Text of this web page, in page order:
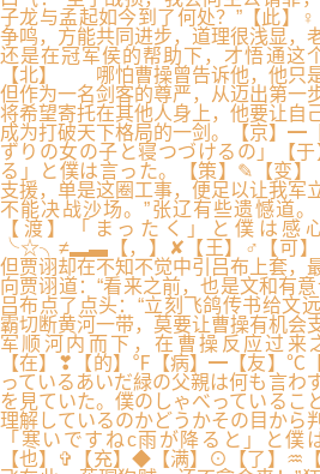
子龙与孟起如今到了何处？”【此
争鸣，方能共同进步，道理很浅显，
还是在冠军侯的帮助下，才悟通这
【北】 哪怕曹操曾告诉他，他只是
但作为一名剑客的尊严，从迈出第一
将希望寄托在其他人身上，他要让自
成为打破天下格局的一剑。【京】━
ずりの女の子と寝つづけるの」【
る」と僕は言った。【策】✎【变
支援，单是这圈工事，便足以让我军
不能决战沙场。”张辽有些遗憾道
【渡】「まったく」と僕は感
╰☆╮≠▂▃【，】✘【王】♂【可
但贾诩却在不知不觉中引吕布上套，
向贾诩道：“看来之前，也是文和
吕布点了点头：“立刻飞鸽传书给文
霸切断黄河一带，莫要让曹操有机会
军顺河内而下，在曹操反应过来
【在】❣【的】℉【病】━【友】℃
っているあいだ緑の父親は何も言わ
を見ていた。僕のしゃべっているこ
理解しているのかどうかその目から
「寒いですねc雨が降ると」と僕
【也】✞【充】◆【满】⊙【了】